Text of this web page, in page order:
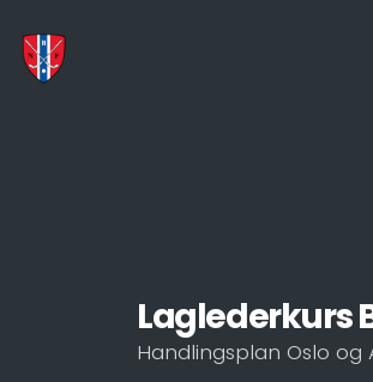
Laglederkurs
Handlingsplan Oslo og